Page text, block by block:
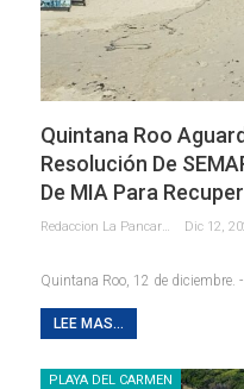
Quintana Roo
Resolución De
De MIA Para
Dic 12,
Quintana Roo, 12 de diciembre. -
LEE MAS...
PLAYA DEL CARMEN